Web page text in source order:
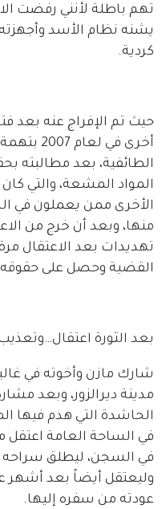
تهم باطلة لأنني رفضت
يشنه نظام الأسد وأجهزته
كردية.
حيث تم الإفراج عنه بعد
أخرى في
الطائفية، بعد مطالبته
المواد المشعة، والتي
الأخرى ممن يعملون في
منها، وبعد أن خرج من
تهديدات بعد الاعتقال
القضية وحصل على حقوقه
بعد الثورة
شارك مازن وأخوته في
مدينة ديرالزور، وبعد
الحاشدة التي هدم فيها
في الساحة العامة
في السجن، ليطلق سراحه
وليعتقل أيضاً بعد أشهر
عودته من سفره إليها.